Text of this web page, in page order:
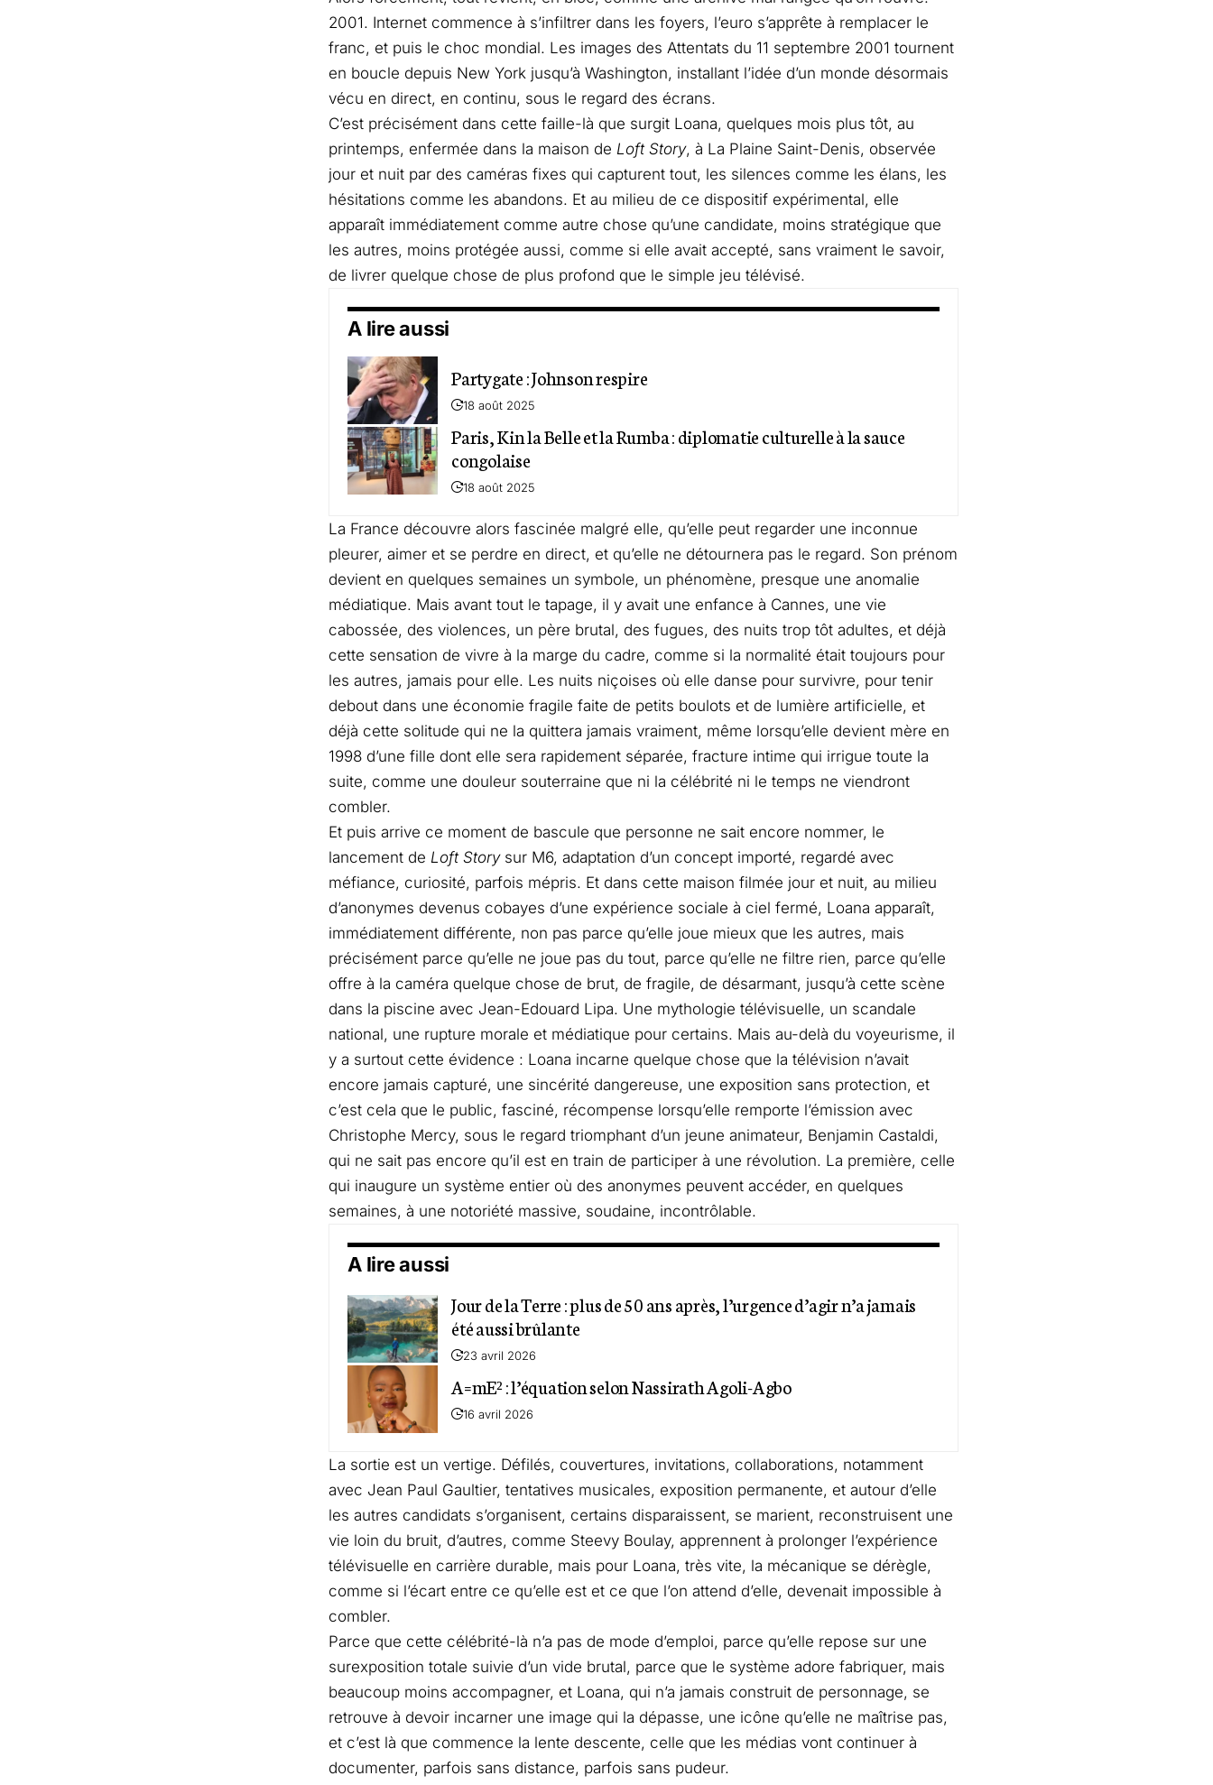
2001. Internet commence à s’infiltrer dans les foyers, l’euro s’apprête à remplacer le
franc, et puis le choc mondial. Les images des Attentats du 11 septembre 2001 tournent
en boucle depuis New York jusqu’à Washington, installant l’idée d’un monde désormais
vécu en direct, en continu, sous le regard des écrans.
C’est précisément dans cette faille-là que surgit Loana, quelques mois plus tôt, au
printemps, enfermée dans la maison de Loft Story, à La Plaine Saint-Denis, observée
jour et nuit par des caméras fixes qui capturent tout, les silences comme les élans, les
hésitations comme les abandons. Et au milieu de ce dispositif expérimental, elle
apparaît immédiatement comme autre chose qu’une candidate, moins stratégique que
les autres, moins protégée aussi, comme si elle avait accepté, sans vraiment le savoir,
de livrer quelque chose de plus profond que le simple jeu télévisé.
A lire aussi
Partygate : Johnson respire
18 août 2025
Paris, Kin la Belle et la Rumba : diplomatie culturelle à la sauce
congolaise
18 août 2025
La France découvre alors fascinée malgré elle, qu’elle peut regarder une inconnue
pleurer, aimer et se perdre en direct, et qu’elle ne détournera pas le regard. Son prénom
devient en quelques semaines un symbole, un phénomène, presque une anomalie
médiatique. Mais avant tout le tapage, il y avait une enfance à Cannes, une vie
cabossée, des violences, un père brutal, des fugues, des nuits trop tôt adultes, et déjà
cette sensation de vivre à la marge du cadre, comme si la normalité était toujours pour
les autres, jamais pour elle. Les nuits niçoises où elle danse pour survivre, pour tenir
debout dans une économie fragile faite de petits boulots et de lumière artificielle, et
déjà cette solitude qui ne la quittera jamais vraiment, même lorsqu’elle devient mère en
1998 d’une fille dont elle sera rapidement séparée, fracture intime qui irrigue toute la
suite, comme une douleur souterraine que ni la célébrité ni le temps ne viendront
combler.
Et puis arrive ce moment de bascule que personne ne sait encore nommer, le
lancement de Loft Storysur M6, adaptation d’un concept importé, regardé avec
méfiance, curiosité, parfois mépris. Et dans cette maison filmée jour et nuit, au milieu
d’anonymes devenus cobayes d’une expérience sociale à ciel fermé, Loana apparaît,
immédiatement différente, non pas parce qu’elle joue mieux que les autres, mais
précisément parce qu’elle ne joue pas du tout, parce qu’elle ne filtre rien, parce qu’elle
offre à la caméra quelque chose de brut, de fragile, de désarmant, jusqu’à cette scène
dans la piscine avec Jean-Edouard Lipa. Une mythologie télévisuelle, un scandale
national, une rupture morale et médiatique pour certains. Mais au-delà du voyeurisme, il
y a surtout cette évidence : Loana incarne quelque chose que la télévision n’avait
encore jamais capturé, une sincérité dangereuse, une exposition sans protection, et
c’est cela que le public, fasciné, récompense lorsqu’elle remporte l’émission avec
Christophe Mercy, sous le regard triomphant d’un jeune animateur, Benjamin Castaldi,
qui ne sait pas encore qu’il est en train de participer à une révolution. La première, celle
qui inaugure un système entier où des anonymes peuvent accéder, en quelques
semaines, à une notoriété massive, soudaine, incontrôlable.
A lire aussi
Jour de la Terre : plus de 50 ans après, l’urgence d’agir n’a jamais
été aussi brûlante
23 avril 2026
A=mE² : l’équation selon Nassirath Agoli-Agbo
16 avril 2026
La sortie est un vertige. Défilés, couvertures, invitations, collaborations, notamment
avec Jean Paul Gaultier, tentatives musicales, exposition permanente, et autour d’elle
les autres candidats s’organisent, certains disparaissent, se marient, reconstruisent une
vie loin du bruit, d’autres, comme Steevy Boulay, apprennent à prolonger l’expérience
télévisuelle en carrière durable, mais pour Loana, très vite, la mécanique se dérègle,
comme si l’écart entre ce qu’elle est et ce que l’on attend d’elle, devenait impossible à
combler.
Parce que cette célébrité-là n’a pas de mode d’emploi, parce qu’elle repose sur une
surexposition totale suivie d’un vide brutal, parce que le système adore fabriquer, mais
beaucoup moins accompagner, et Loana, qui n’a jamais construit de personnage, se
retrouve à devoir incarner une image qui la dépasse, une icône qu’elle ne maîtrise pas,
et c’est là que commence la lente descente, celle que les médias vont continuer à
documenter, parfois sans distance, parfois sans pudeur.